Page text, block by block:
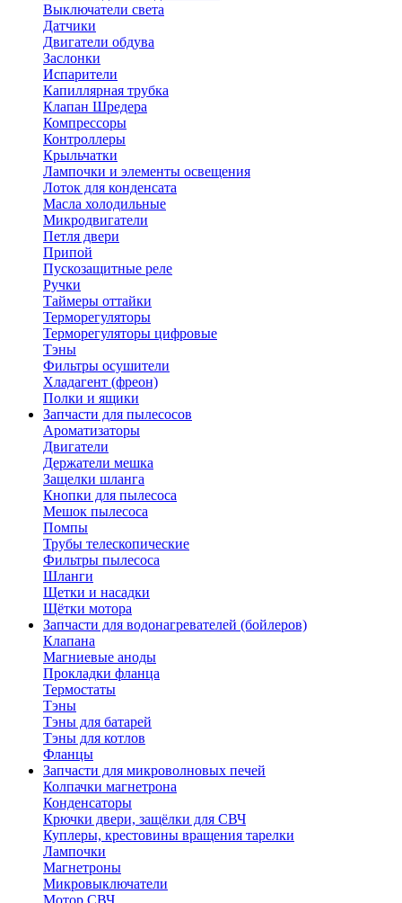
Выключатели света
Датчики
Двигатели обдува
Заслонки
Испарители
Капиллярная трубка
Клапан Шредера
Компрессоры
Контроллеры
Крыльчатки
Лампочки и элементы освещения
Лоток для конденсата
Масла холодильные
Микродвигатели
Петля двери
Припой
Пускозащитные реле
Ручки
Таймеры оттайки
Терморегуляторы
Терморегуляторы цифровые
Тэны
Фильтры осушители
Хладагент (фреон)
Полки и ящики
Запчасти для пылесосов
Ароматизаторы
Двигатели
Держатели мешка
Защелки шланга
Кнопки для пылесоса
Мешок пылесоса
Помпы
Трубы телескопические
Фильтры пылесоса
Шланги
Щетки и насадки
Щётки мотора
Запчасти для водонагревателей (бойлеров)
Клапана
Магниевые аноды
Прокладки фланца
Термостаты
Тэны
Тэны для батарей
Тэны для котлов
Фланцы
Запчасти для микроволновых печей
Колпачки магнетрона
Конденсаторы
Крючки двери, защёлки для СВЧ
Куплеры, крестовины вращения тарелки
Лампочки
Магнетроны
Микровыключатели
Мотор СВЧ